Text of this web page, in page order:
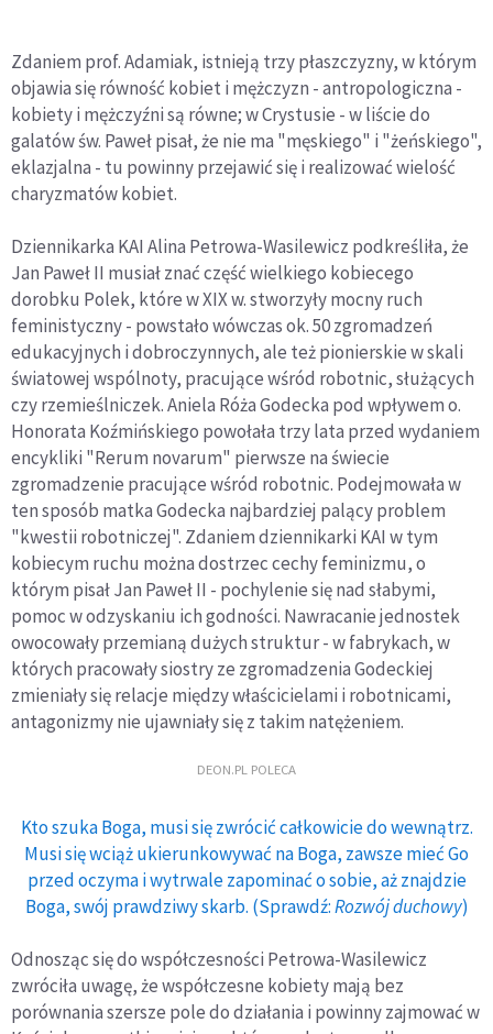
Zdaniem prof. Adamiak, istnieją trzy płaszczyzny, w którym
objawia się równość kobiet i mężczyzn - antropologiczna -
kobiety i mężczyźni są równe; w Crystusie - w liście do
galatów św. Paweł pisał, że nie ma "męskiego" i "żeńskiego",
eklazjalna - tu powinny przejawić się i realizować wielość
charyzmatów kobiet.
Dziennikarka KAI Alina Petrowa-Wasilewicz podkreśliła, że
Jan Paweł II musiał znać część wielkiego kobiecego
dorobku Polek, które w XIX w. stworzyły mocny ruch
feministyczny - powstało wówczas ok. 50 zgromadzeń
edukacyjnych i dobroczynnych, ale też pionierskie w skali
światowej wspólnoty, pracujące wśród robotnic, służących
czy rzemieślniczek. Aniela Róża Godecka pod wpływem o.
Honorata Koźmińskiego powołała trzy lata przed wydaniem
encykliki "Rerum novarum" pierwsze na świecie
zgromadzenie pracujące wśród robotnic. Podejmowała w
ten sposób matka Godecka najbardziej palący problem
"kwestii robotniczej". Zdaniem dziennikarki KAI w tym
kobiecym ruchu można dostrzec cechy feminizmu, o
którym pisał Jan Paweł II - pochylenie się nad słabymi,
pomoc w odzyskaniu ich godności. Nawracanie jednostek
owocowały przemianą dużych struktur - w fabrykach, w
których pracowały siostry ze zgromadzenia Godeckiej
zmieniały się relacje między właścicielami i robotnicami,
antagonizmy nie ujawniały się z takim natężeniem.
DEON.PL POLECA
Kto szuka Boga, musi się zwrócić całkowicie do wewnątrz.
Musi się wciąż ukierunkowywać na Boga, zawsze mieć Go
przed oczyma i wytrwale zapominać o sobie, aż znajdzie
Boga, swój prawdziwy skarb. (Sprawdź:Rozwój duchowy)
Odnosząc się do współczesności Petrowa-Wasilewicz
zwróciła uwagę, że współczesne kobiety mają bez
porównania szersze pole do działania i powinny zajmować w